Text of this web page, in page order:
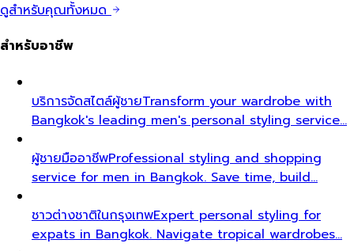
ดูสำหรับคุณทั้งหมด
สำหรับอาชีพ
บริการจัดสไตล์ผู้ชายTransform your wardrobe with
Bangkok's leading men's personal styling service…
ผู้ชายมืออาชีพProfessional styling and shopping
service for men in Bangkok. Save time, build…
ชาวต่างชาติในกรุงเทพExpert personal styling for
expats in Bangkok. Navigate tropical wardrobes…